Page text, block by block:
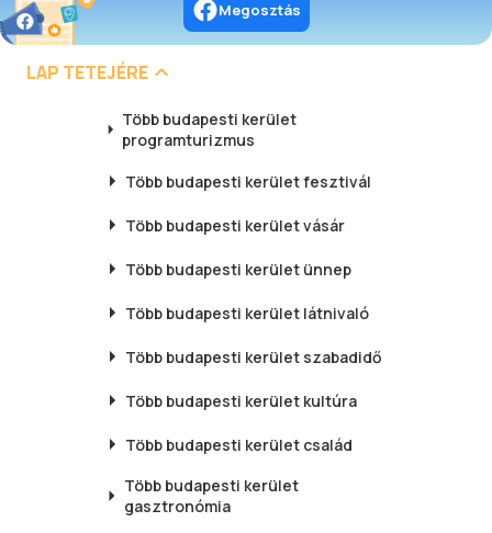
Megosztás
LAP TETEJÉRE
Több budapesti kerület
programturizmus
Több budapesti kerületfesztivál
Több budapesti kerületvásár
Több budapesti kerület ünnep
Több budapesti kerület látnivaló
Több budapesti kerület szabadidő
Több budapesti kerület kultúra
Több budapesti kerület család
Több budapesti kerület
gasztronómia